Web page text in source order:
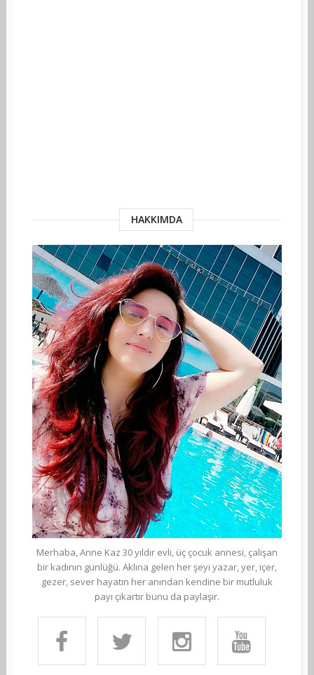
HAKKIMDA
Merhaba, Anne Kaz 30 yıldır evli, üç çocuk annesi, çalışan
bir kadının günlüğü. Aklına gelen her şeyi yazar, yer, içer,
gezer, sever hayatın her anından kendine bir mutluluk
payı çıkartır bunu da paylaşır.